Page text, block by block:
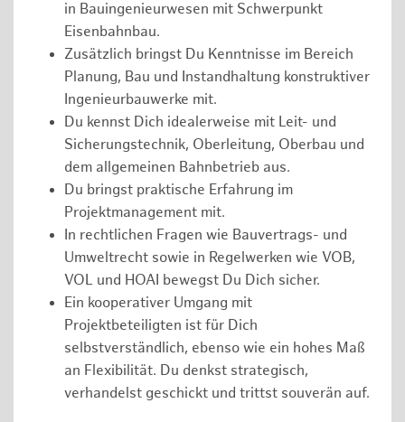
in Bauingenieurwesen mit Schwerpunkt
Eisenbahnbau.
Zusätzlich bringst Du Kenntnisse im Bereich
Planung, Bau und Instandhaltung konstruktiver
Ingenieurbauwerke mit.
Du kennst Dich idealerweise mit Leit- und
Sicherungstechnik, Oberleitung, Oberbau und
dem allgemeinen Bahnbetrieb aus.
Du bringst praktische Erfahrung im
Projektmanagement mit.
In rechtlichen Fragen wie Bauvertrags- und
Umweltrecht sowie in Regelwerken wie VOB,
VOL und HOAI bewegst Du Dich sicher.
Ein kooperativer Umgang mit
Projektbeteiligten ist für Dich
selbstverständlich, ebenso wie ein hohes Maß
an Flexibilität. Du denkst strategisch,
verhandelst geschickt und trittst souverän auf.